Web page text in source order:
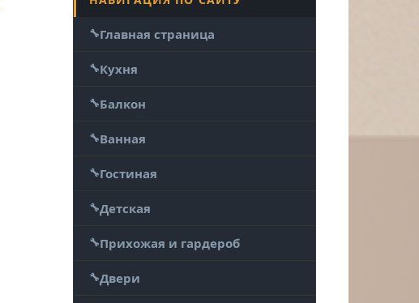
Главная страница
Кухня
Балкон
Ванная
Гостиная
Детская
Прихожая и гардероб
Двери